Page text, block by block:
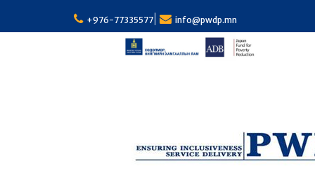
i
+976-77335577 info@pwdp.mn